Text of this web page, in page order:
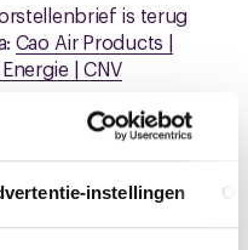
instellingen
is terug
Cao Air Products |
| CNV
Benader dan
van FNV